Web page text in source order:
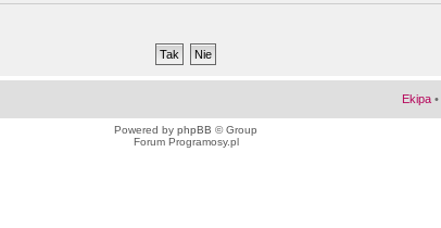
Ekipa •
Powered by phpBB © Group
Forum Programosy.pl